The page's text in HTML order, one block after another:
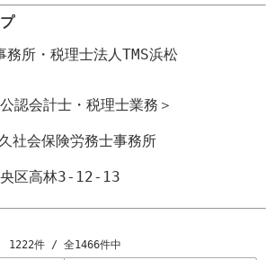
務所 ・ 税理士法人TMS浜松
認会計士・税理士業務＞
社会保険労務士事務所
区高林3-12-13
1222件 / 全1466件中